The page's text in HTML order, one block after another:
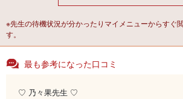
※先生の待機状況が分かったりマイメニューからすぐ
す。
最も参考になった口コミ
♡ 乃々果先生 ♡